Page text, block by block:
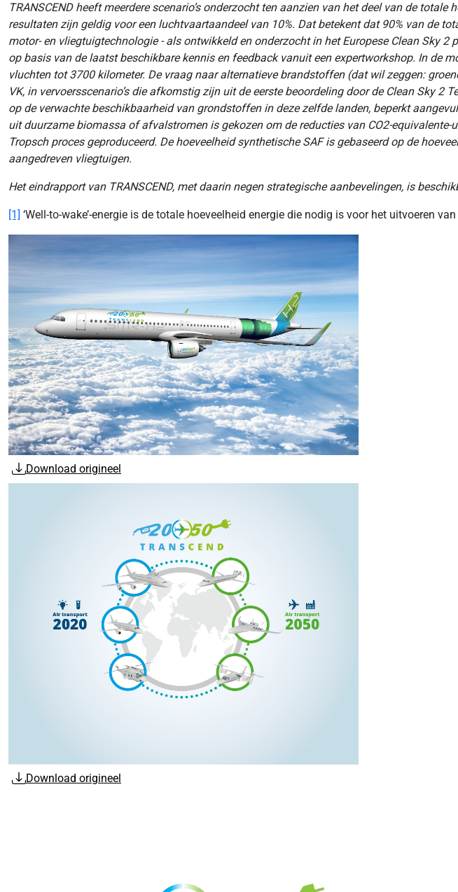
TRANSCEND heeft meerdere scenario’s onderzocht ten aanzien van het deel van de
resultaten zijn geldig voor een luchtvaartaandeel van 10%. Dat betekent dat 90% van de
motor- en vliegtuigtechnologie - als ontwikkeld en onderzocht in het Europese Clean Sky
op basis van de laatst beschikbare kennis en feedback vanuit een expertworkshop. In de
vluchten tot 3700 kilometer. De vraag naar alternatieve brandstoffen (dat wil zeggen:
VK, in vervoersscenario’s die afkomstig zijn uit de eerste beoordeling door de Clean Sky
op de verwachte beschikbaarheid van grondstoffen in deze zelfde landen, beperkt
uit duurzame biomassa of afvalstromen is gekozen om de reducties van CO2-
Tropsch proces geproduceerd. De hoeveelheid synthetische SAF is gebaseerd op de
aangedreven vliegtuigen.
Het eindrapport van TRANSCEND, met daarin negen strategische aanbevelingen, is
[1] ‘Well-to-wake’-energie is de totale hoeveelheid energie die nodig is voor het uitvoeren
Download origineel
Download origineel